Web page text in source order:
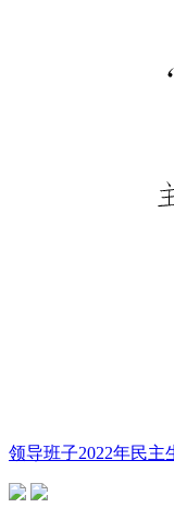
领导班子2022年民